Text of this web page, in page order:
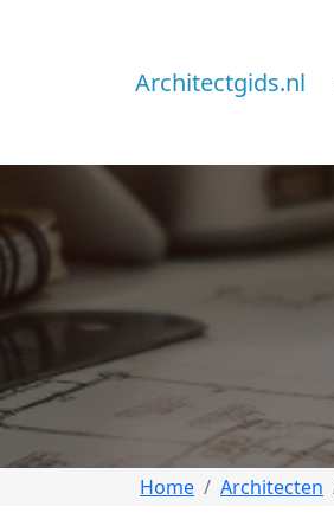
Architectgids.nl
Home Architecten